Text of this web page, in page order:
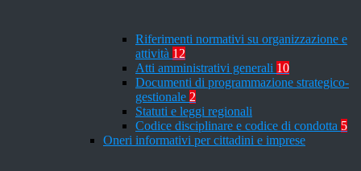
Riferimenti normativi su organizzazione e
attività 12
Atti amministrativi generali 10
Documenti di programmazione strategico-
gestionale 2
Statuti e leggi regionali
Codice disciplinare e codice di condotta 5
Oneri informativi per cittadini e imprese